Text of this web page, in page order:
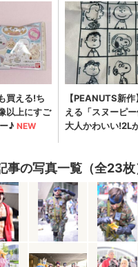
事の写真一覧（全23枚